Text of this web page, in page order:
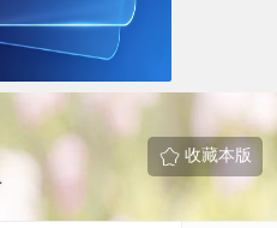
收藏本版